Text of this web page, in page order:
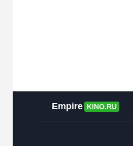
Empire KINO.RU